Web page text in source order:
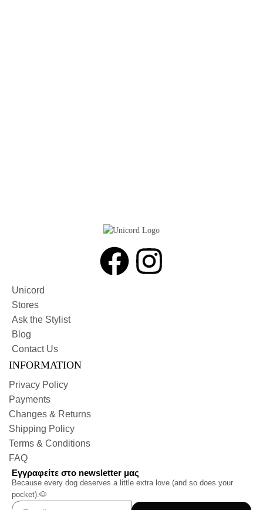
Unicord
Stores
Ask the Stylist
Blog
Contact Us
INFORMATION
Privacy Policy
Payments
Changes & Returns
Shipping Policy
Terms & Conditions
FAQ
Εγγραφείτε στο newsletter μας
Because every dog deserves a little extra love (and so does your
pocket).🐶